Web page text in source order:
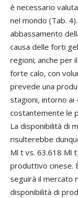
è necessario
nel mondo (Tab.
abbassamento
causa delle forti
regioni; anche per
forte calo, con
prevede una
stagioni, intorno ai
costantemente le
La disponibilità di
risulterebbe
Ml t vs. 63.618 Ml
produttivo cinese.
seguirà il mercato
disponibilità di